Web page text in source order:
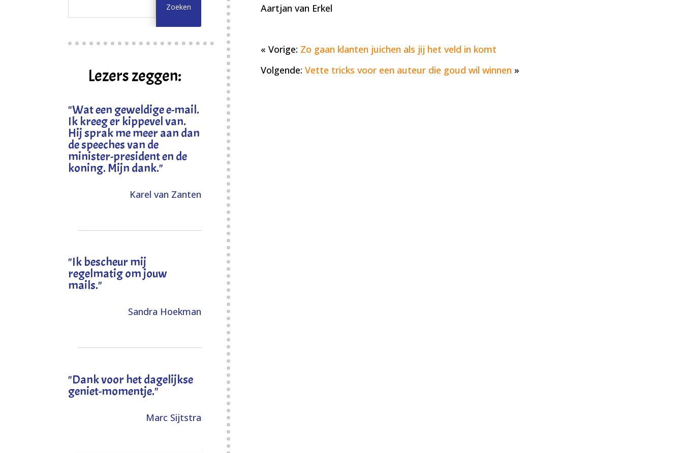
Lezers zeggen:
"Wat een geweldige e-mail.
Ik kreeg er kippevel van.
Hij sprak me meer aan dan
de speeches van de
minister-president en de
koning. Mijn dank."
Karel van Zanten
"Ik bescheur mij
regelmatig om jouw
mails."
Sandra Hoekman
"Dank voor het dagelijkse
geniet-momentje."
Marc Sijtstra
Aartjan van Erkel
« Vorige: Zo gaan klanten juichen als jij het veld in komt
Volgende: Vette tricks voor een auteur die goud wil winnen »